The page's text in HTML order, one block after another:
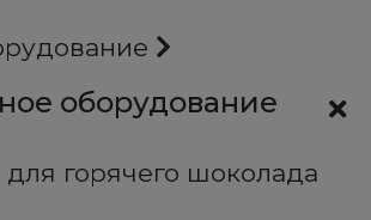
оборудование
горячего шоколада